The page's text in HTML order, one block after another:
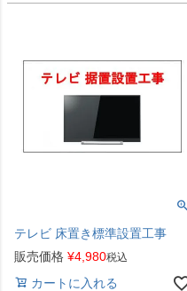
テレビ 床置き標準設置工事
販売価格 ¥4,980税込
カートに入れる